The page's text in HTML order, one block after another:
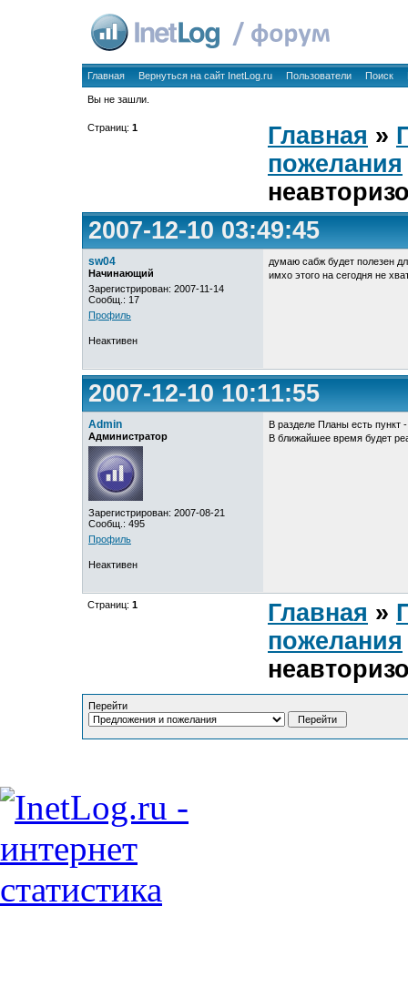
Главная Вернуться на сайт InetLog.ru Пользователи Поиск
Вы не зашли.
Страниц: 1 Главная »
пожелания
2007-12-10 03:49:45
sw04
Начинающий
Зарегистрирован: 2007-11-14
Сообщ.: 17
Профиль
думаю сабж будет полезен
имхо этого на сегодня не
Неактивен
2007-12-10 10:11:55
Admin
Администратор
Зарегистрирован: 2007-08-21
Сообщ.: 495
Профиль
В разделе Планы есть пункт
В ближайшее время будет
Неактивен
Страниц: 1 Главная »
пожелания
Перейти